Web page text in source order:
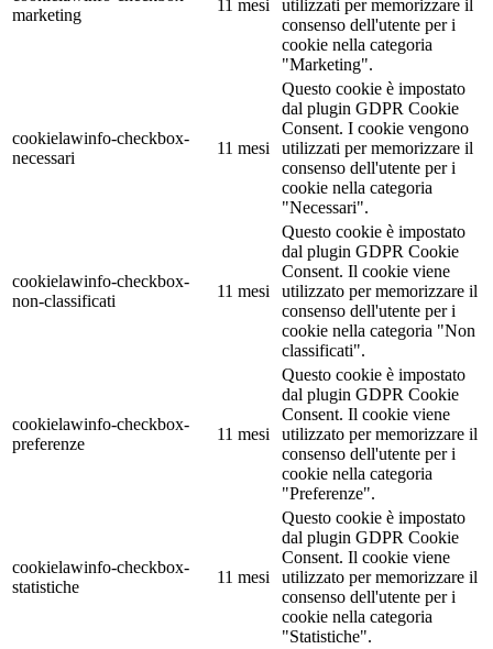
marketing
11 mesi
utilizzati per memorizzare il
consenso dell'utente per i
cookie nella categoria
"Marketing".
cookielawinfo-checkbox-
necessari
11 mesi
Questo cookie è impostato
dal plugin GDPR Cookie
Consent. I cookie vengono
utilizzati per memorizzare il
consenso dell'utente per i
cookie nella categoria
"Necessari".
cookielawinfo-checkbox-
non-classificati
11 mesi
Questo cookie è impostato
dal plugin GDPR Cookie
Consent. Il cookie viene
utilizzato per memorizzare il
consenso dell'utente per i
cookie nella categoria "Non
classificati".
cookielawinfo-checkbox-
preferenze
11 mesi
Questo cookie è impostato
dal plugin GDPR Cookie
Consent. Il cookie viene
utilizzato per memorizzare il
consenso dell'utente per i
cookie nella categoria
"Preferenze".
cookielawinfo-checkbox-
statistiche
11 mesi
Questo cookie è impostato
dal plugin GDPR Cookie
Consent. Il cookie viene
utilizzato per memorizzare il
consenso dell'utente per i
cookie nella categoria
"Statistiche".